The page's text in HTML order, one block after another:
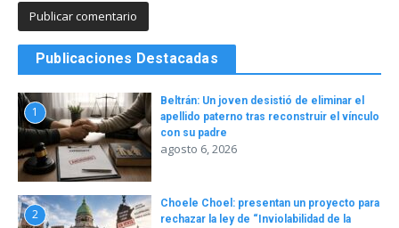
Publicaciones Destacadas
1
Beltrán: Un joven desistió de eliminar el
apellido paterno tras reconstruir el vínculo
con su padre
agosto 6, 2026
2
Choele Choel: presentan un proyecto para
rechazar la ley de “Inviolabilidad de la